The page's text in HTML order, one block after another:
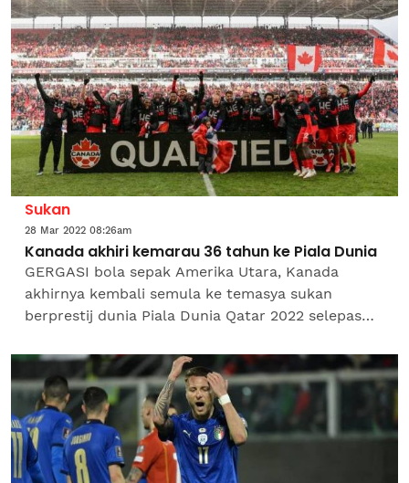
Sukan
28 Mar 2022 08:26am
Kanada akhiri kemarau 36 tahun ke Piala Dunia
GERGASI bola sepak Amerika Utara, Kanada
akhirnya kembali semula ke temasya sukan
berprestij dunia Piala Dunia Qatar 2022 selepas
CONCACAF di BMO...